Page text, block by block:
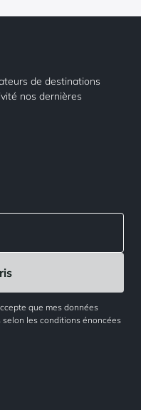
de destinations
nos dernières
que mes données
les conditions énoncées